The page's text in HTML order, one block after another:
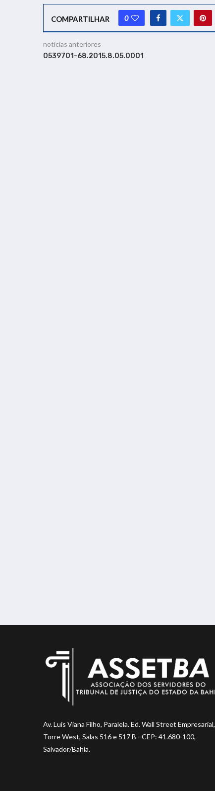
COMPARTILHAR 0
notícias anteriores
0539701-68.2015.8.05.0001
Av. Luis Viana Filho, Paralela. Ed. Wall Street Empresarial,
Torre West, Salas 516 e 517 B - CEP: 41.680-100,
Salvador/Bahia.